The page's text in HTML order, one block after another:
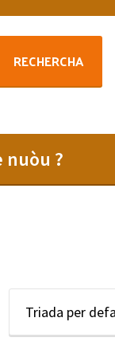
RECHERCHA
nuòu ?